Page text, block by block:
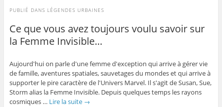
PUBLIÉ DANS LÉGENDES URBAINES
Ce que vous avez toujours voulu savoir sur
la Femme Invisible…
Aujourd'hui on parle d'une femme d'exception qui arrive à gérer vie
de famille, aventures spatiales, sauvetages du mondes et qui arrive à
supporter le pire caractère de l'Univers Marvel. Il s'agit de Susan, Sue,
Storm alias la Femme Invisible. Depuis quelques temps les rayons
cosmiques … Lire la suite →